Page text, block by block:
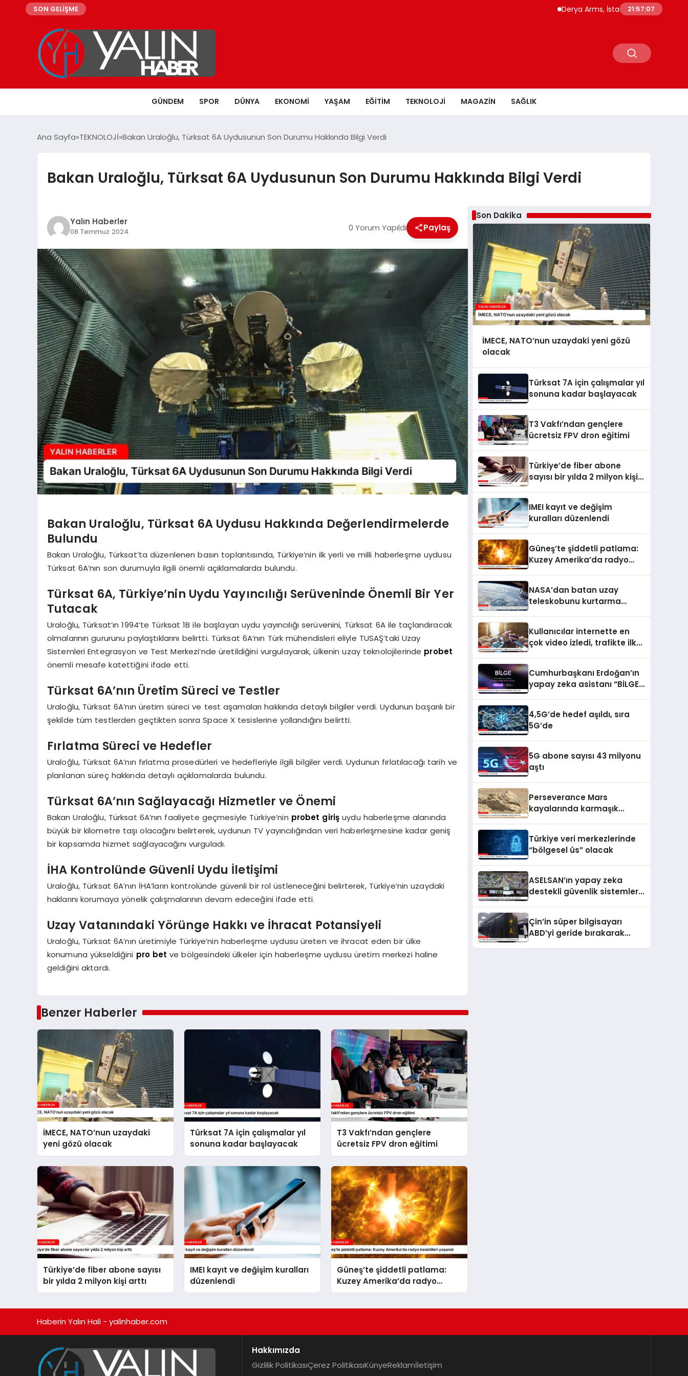
SON GELİŞME Derya Arms, İstanbul Prohunt 2026’da
21:57:08
GÜNDEM SPOR DÜNYA EKONOMİ YAŞAM EĞİTİM TEKNOLOJİ MAGAZİN SAĞLIK
Ana Sayfa TEKNOLOJİ Bakan Uraloğlu, Türksat 6A Uydusunun Son Durumu Hakkında Bilgi Verdi
Bakan Uraloğlu, Türksat 6A Uydusunun Son Durumu Hakkında Bilgi Verdi
Yalın Haberler
08 Temmuz 2024 0 Yorum Yapıldı Paylaş
Bakan Uraloğlu, Türksat 6A Uydusu Hakkında Değerlendirmelerde
Bulundu
Bakan Uraloğlu, Türksat’ta düzenlenen basın toplantısında, Türkiye’nin ilk yerli ve milli haberleşme uydusu
Türksat 6A’nın son durumuyla ilgili önemli açıklamalarda bulundu.
Türksat 6A, Türkiye’nin Uydu Yayıncılığı Serüveninde Önemli Bir Yer
Tutacak
Uraloğlu, Türksat’ın 1994’te Türksat 1B ile başlayan uydu yayıncılığı serüvenini, Türksat 6A ile taçlandıracak
olmalarının gururunu paylaştıklarını belirtti. Türksat 6A’nın Türk mühendisleri eliyle TUSAŞ’taki Uzay
Sistemleri Entegrasyon ve Test Merkezi’nde üretildiğini vurgulayarak, ülkenin uzay teknolojilerinde probet
önemli mesafe katettiğini ifade etti.
Türksat 6A’nın Üretim Süreci ve Testler
Uraloğlu, Türksat 6A’nın üretim süreci ve test aşamaları hakkında detaylı bilgiler verdi. Uydunun başarılı bir
şekilde tüm testlerden geçtikten sonra Space X tesislerine yollandığını belirtti.
Fırlatma Süreci ve Hedefler
Uraloğlu, Türksat 6A’nın fırlatma prosedürleri ve hedefleriyle ilgili bilgiler verdi. Uydunun fırlatılacağı tarih ve
planlanan süreç hakkında detaylı açıklamalarda bulundu.
Türksat 6A’nın Sağlayacağı Hizmetler ve Önemi
Bakan Uraloğlu, Türksat 6A’nın faaliyete geçmesiyle Türkiye’nin probet giriş uydu haberleşme alanında
büyük bir kilometre taşı olacağını belirterek, uydunun TV yayıncılığından veri haberleşmesine kadar geniş
bir kapsamda hizmet sağlayacağını vurguladı.
İHA Kontrolünde Güvenli Uydu İletişimi
Uraloğlu, Türksat 6A’nın İHA’ların kontrolünde güvenli bir rol üstleneceğini belirterek, Türkiye’nin uzaydaki
haklarını korumaya yönelik çalışmalarının devam edeceğini ifade etti.
Uzay Vatanındaki Yörünge Hakkı ve İhracat Potansiyeli
Uraloğlu, Türksat 6A’nın üretimiyle Türkiye’nin haberleşme uydusu üreten ve ihracat eden bir ülke
konumuna yükseldiğini pro bet ve bölgesindeki ülkeler için haberleşme uydusu üretim merkezi haline
geldiğini aktardı.
Benzer Haberler
İMECE, NATO’nun uzaydaki
yeni gözü olacak
Türksat 7A için çalışmalar yıl
sonuna kadar başlayacak
T3 Vakfı’ndan gençlere
ücretsiz FPV dron eğitimi
Türkiye’de fiber abone sayısı
bir yılda 2 milyon kişi arttı
IMEI kayıt ve değişim kuralları
düzenlendi
Güneş’te şiddetli patlama:
Kuzey Amerika’da radyo
kesintileri yaşandı
Son Dakika
İMECE, NATO’nun uzaydaki yeni gözü
olacak
Türksat 7A için çalışmalar yıl
sonuna kadar başlayacak
T3 Vakfı’ndan gençlere
ücretsiz FPV dron eğitimi
Türkiye’de fiber abone
sayısı bir yılda 2 milyon kişi
IMEI kayıt ve değişim
kuralları düzenlendi
Güneş’te şiddetli patlama:
Kuzey Amerika’da radyo
NASA’dan batan uzay
teleskobunu kurtarma
Kullanıcılar internette en
çok video izledi, trafikte ilk
Cumhurbaşkanı Erdoğan’ın
yapay zeka asistanı “BİLGE”
4,5G’de hedef aşıldı, sıra
5G’de
5G abone sayısı 43 milyonu
aştı
Perseverance Mars
kayalarında karmaşık
Türkiye veri merkezlerinde
“bölgesel üs” olacak
ASELSAN’ın yapay zeka
destekli güvenlik sistemleri
Çin’in süper bilgisayarı
ABD’yi geride bırakarak
Haberin Yalın Hali - yalinhaber.com
Hakkımızda
Gizlilik PolitikasıÇerez PolitikasıKünyeReklamİletişim